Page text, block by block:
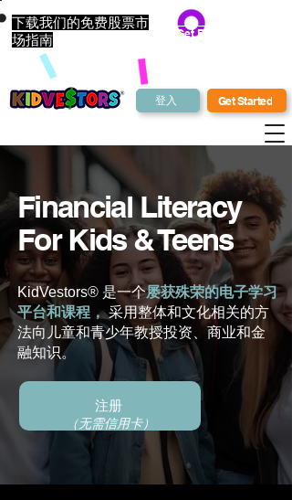
登入 Get Started
下载我们的免费股票市
场指南
Get Bonus Bucks
Financial Literacy
For Kids & Teens
KidVestors® 是一个屡获殊荣的电子学习
平台和课程， 采用整体和文化相关的方
法向儿童和青少年教授投资、商业和金
融知识。
注册
（无需信用卡）